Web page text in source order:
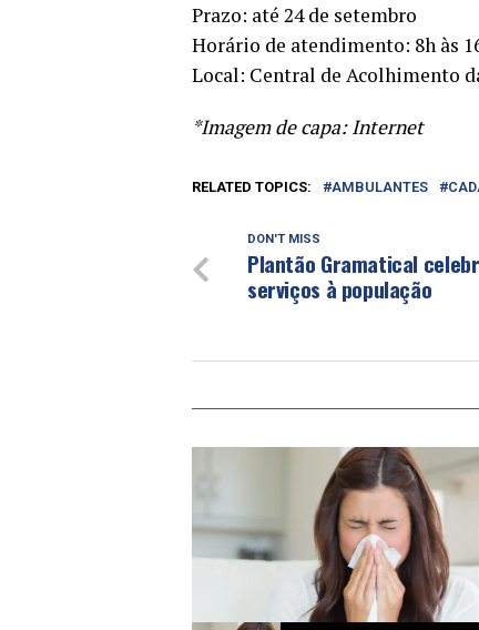
Prazo: até 24 de setembro
Horário de atendimento: 8h às
Local: Central de Acolhimento
*Imagem de capa: Internet
RELATED TOPICS: AMBULANTES
DON'T MISS
Plantão Gramatical
serviços à população